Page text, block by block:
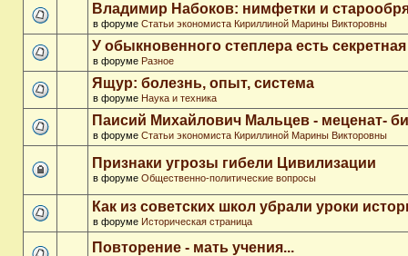
Владимир Набоков: нимфетки и
в форуме Статьи экономиста Кириллиной Марины Викторовны
У обыкновенного степлера есть
в форуме Разное
Ящур: болезнь, опыт, система
в форуме Наука и техника
Паисий Михайлович Мальцев - меценат-
в форуме Статьи экономиста Кириллиной Марины Викторовны
Признаки угрозы гибели Цивилизации
в форуме Общественно-политические вопросы
Как из советских школ убрали уроки
в форуме Историческая страница
Повторение - мать учения...